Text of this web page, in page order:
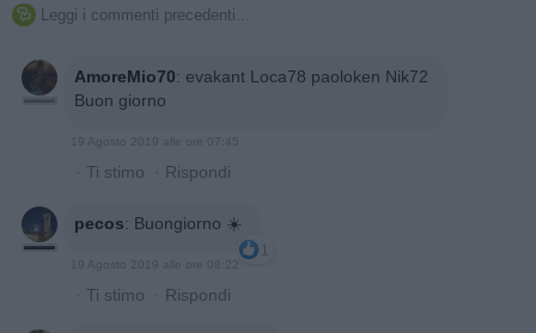
 Leggi i commenti precedenti...
AmoreMio70: evakant Loca78 paoloken Nik72
Buon giorno
19 Agosto 2019 alle ore 07:45
· Ti stimo · Rispondi
pecos: Buongiorno ☀️
1
19 Agosto 2019 alle ore 08:22
· Ti stimo · Rispondi